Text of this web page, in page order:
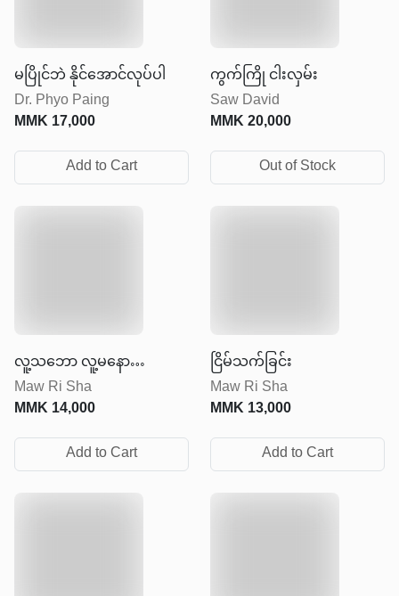
မပြိုင်ဘဲ နိုင်အောင်လုပ်ပါ
Dr. Phyo Paing
MMK17,000
Add to Cart
ကွက်ကြို ငါးလှမ်း
Saw David
MMK20,000
Out of Stock
လူ့သဘော လူ့မနော
အနှစ်ချုပ်
Maw Ri Sha
MMK14,000
Add to Cart
ငြိမ်သက်ခြင်း
Maw Ri Sha
MMK13,000
Add to Cart